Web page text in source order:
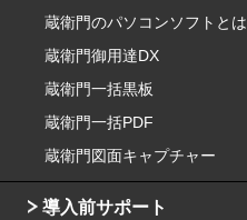
蔵衛門のパソコンソフトとは
蔵衛門御用達DX
蔵衛門一括黒板
蔵衛門一括PDF
蔵衛門図面キャプチャー
導入前サポート